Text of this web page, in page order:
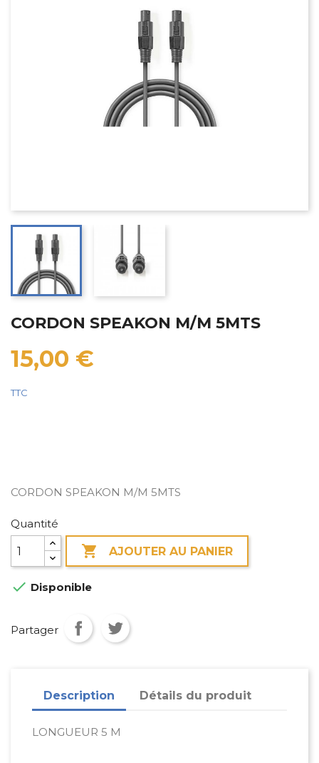
CORDON SPEAKON M/M 5MTS
15,00 €
TTC
CORDON SPEAKON M/M 5MTS
Quantité
 AJOUTER AU PANIER
 Disponible
Partager
Description Détails du produit
LONGUEUR 5 M